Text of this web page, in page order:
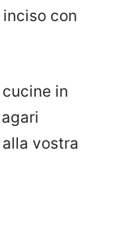
con
in
vostra